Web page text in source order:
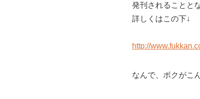
発刊されることと
詳しくはこの下↓
http://
なんで、ボクがこ